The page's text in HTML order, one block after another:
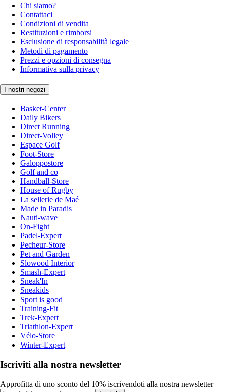
Chi siamo?
Contattaci
Condizioni di vendita
Restituzioni e rimborsi
Esclusione di responsabilità legale
Metodi di pagamento
Prezzi e opzioni di consegna
Informativa sulla privacy
I nostri negozi
Basket-Center
Daily Bikers
Direct Running
Direct-Volley
Espace Golf
Foot-Store
Galoppostore
Golf and co
Handball-Store
House of Rugby
La sellerie de Maé
Made in Paradis
Nauti-wave
On-Fight
Padel-Expert
Pecheur-Store
Pet and Garden
Slowood Interior
Smash-Expert
Sneak'In
Sneakids
Sport is good
Training-Fit
Trek-Expert
Triathlon-Expert
Vélo-Store
Winter-Expert
Iscriviti alla nostra newsletter
Approfitta di uno sconto del 10% iscrivendoti alla nostra newsletter